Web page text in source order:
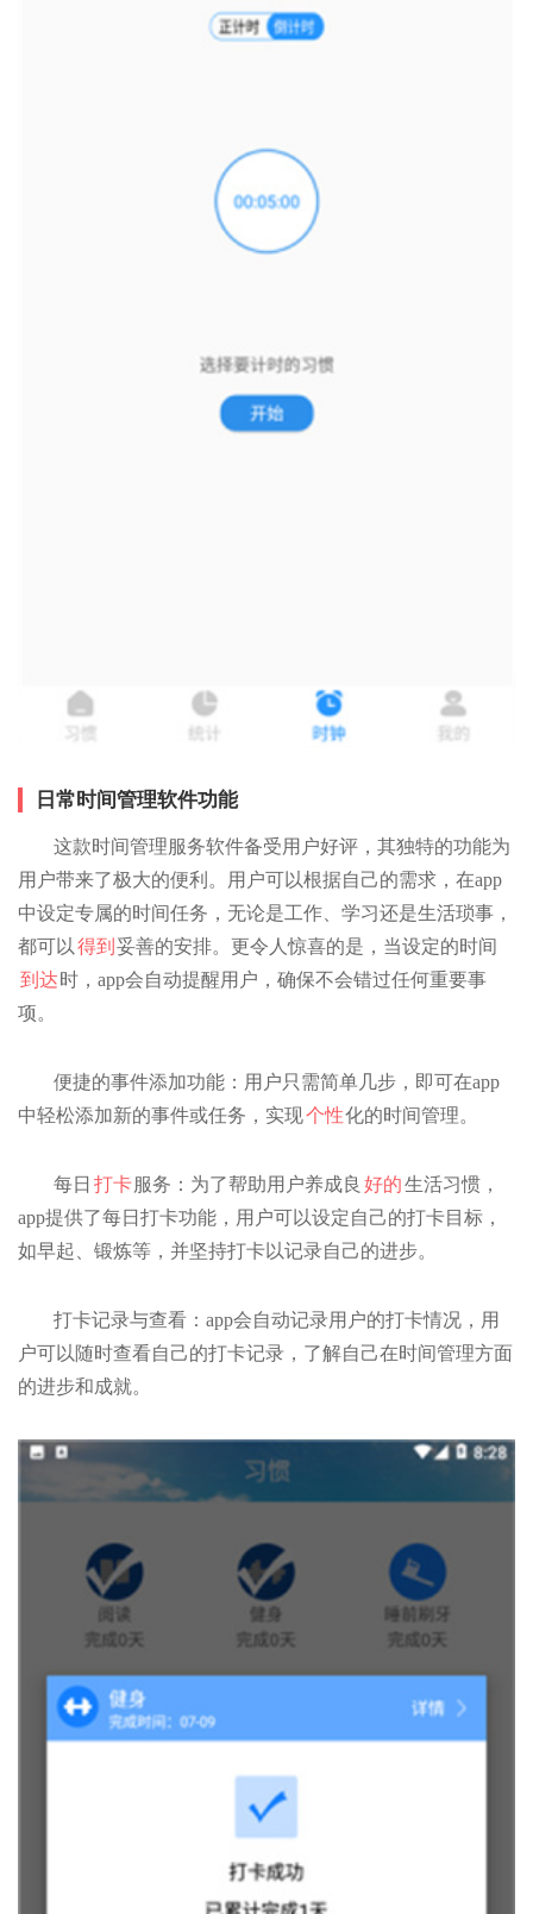
日常时间管理软件功能
这款时间管理服务软件备受用户好评，其独特的功能为
用户带来了极大的便利。用户可以根据自己的需求，在app
中设定专属的时间任务，无论是工作、学习还是生活琐事，
都可以得到 妥善的安排。更令人惊喜的是，当设定的时间
到达时，app会自动提醒用户，确保不会错过任何重要事
项。
便捷的事件添加功能：用户只需简单几步，即可在app
中轻松添加新的事件或任务，实现个性化的时间管理。
每日 打卡服务：为了帮助用户养成良 好的生活习惯，
app提供了每日打卡功能，用户可以设定自己的打卡目标，
如早起、锻炼等，并坚持打卡以记录自己的进步。
打卡记录与查看：app会自动记录用户的打卡情况，用
户可以随时查看自己的打卡记录，了解自己在时间管理方面
的进步和成就。